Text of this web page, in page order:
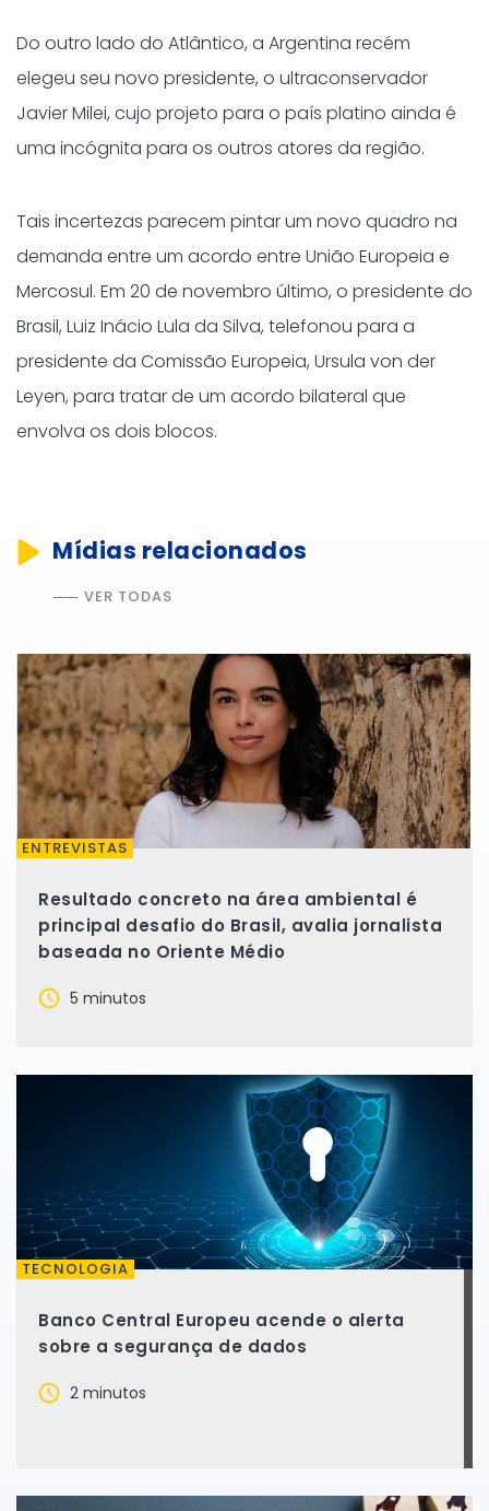
Do outro lado do Atlântico, a Argentina recém
elegeu seu novo presidente, o ultraconservador
Javier Milei, cujo projeto para o país platino ainda é
uma incógnita para os outros atores da região.
Tais incertezas parecem pintar um novo quadro na
demanda entre um acordo entre União Europeia e
Mercosul. Em 20 de novembro último, o presidente do
Brasil, Luiz Inácio Lula da Silva, telefonou para a
presidente da Comissão Europeia, Ursula von der
Leyen, para tratar de um acordo bilateral que
envolva os dois blocos.
Mídias relacionados
VER TODAS
ENTREVISTAS
Resultado concreto na área ambiental é
principal desafio do Brasil, avalia jornalista
baseada no Oriente Médio
5 minutos
TECNOLOGIA
Banco Central Europeu acende o alerta
sobre a segurança de dados
2 minutos